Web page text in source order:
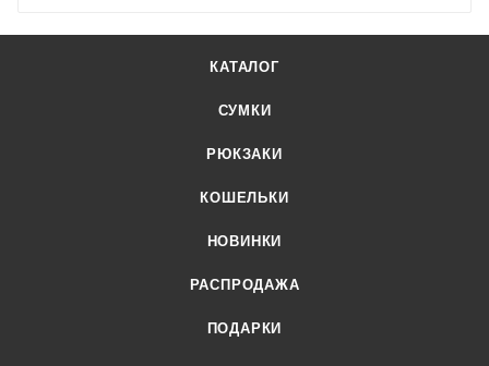
КАТАЛОГ
СУМКИ
РЮКЗАКИ
КОШЕЛЬКИ
НОВИНКИ
РАСПРОДАЖА
ПОДАРКИ